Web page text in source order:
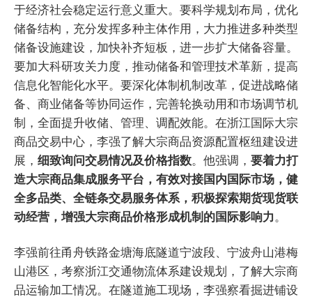
于经济社会稳定运行意义重大。要科学规划布局，优化
储备结构，充分发挥多种主体作用，大力推进多种类型
储备设施建设，加快补齐短板，进一步扩大储备容量。
要加大科研攻关力度，推动储备和管理技术革新，提高
信息化智能化水平。要深化体制机制改革，促进战略储
备、商业储备等协同运作，完善轮换动用和市场调节机
制，全面提升收储、管理、调配效能。在浙江国际大宗
商品交易中心，李强了解大宗商品资源配置枢纽建设进
展， 细致询问交易情况及价格指数。他强调， 要着力打
造大宗商品集成服务平台，有效对接国内国际市场，健
全多品类、全链条交易服务体系，积极探索期货现货联
动经营，增强大宗商品价格形成机制的国际影响力。
李强前往甬舟铁路金塘海底隧道宁波段、宁波舟山港梅
山港区，考察浙江交通物流体系建设规划，了解大宗商
品运输加工情况。在隧道施工现场，李强察看掘进铺设